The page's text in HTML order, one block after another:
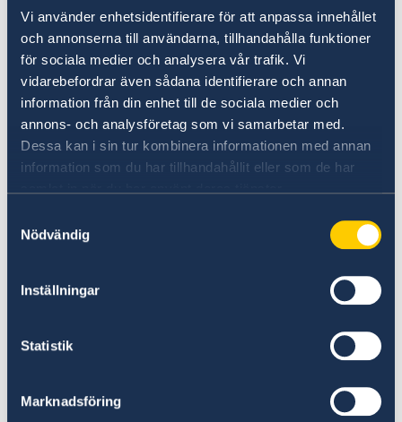
Vi använder enhetsidentifierare för att anpassa innehållet
och annonserna till användarna, tillhandahålla funktioner
för sociala medier och analysera vår trafik. Vi
vidarebefordrar även sådana identifierare och annan
information från din enhet till de sociala medier och
annons- och analysföretag som vi samarbetar med.
Dessa kan i sin tur kombinera informationen med annan
information som du har tillhandahållit eller som de har
Nödvändig
Inställningar
Statistik
Marknadsföring
Se till att endast ansöka om ETA genom den
officiella webbplatsen. Det enklaste är att
ladda ner ETA-appen.
Var uppmärksam på hemsidorna online som
tar högre avgifter. Se alltid till att du
För attrapportera oegentligheter
besök
Den svenska ambassaden i London, de svenska
svenska Utrikesdepartementet har ingen